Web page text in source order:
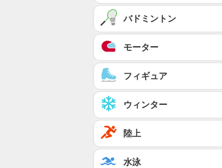
バドミントン
モーター
フィギュア
ウィンター
陸上
水泳